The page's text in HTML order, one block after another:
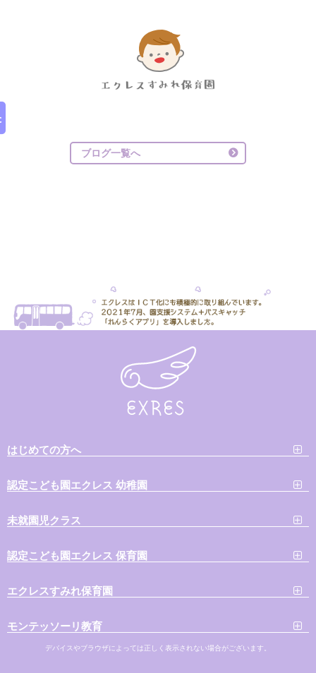
ブログ一覧へ
はじめての方へ
認定こども園エクレス 幼稚園
未就園児クラス
認定こども園エクレス 保育園
エクレスすみれ保育園
モンテッソーリ教育
デバイスやブラウザによっては正しく表示されない場合がございます。